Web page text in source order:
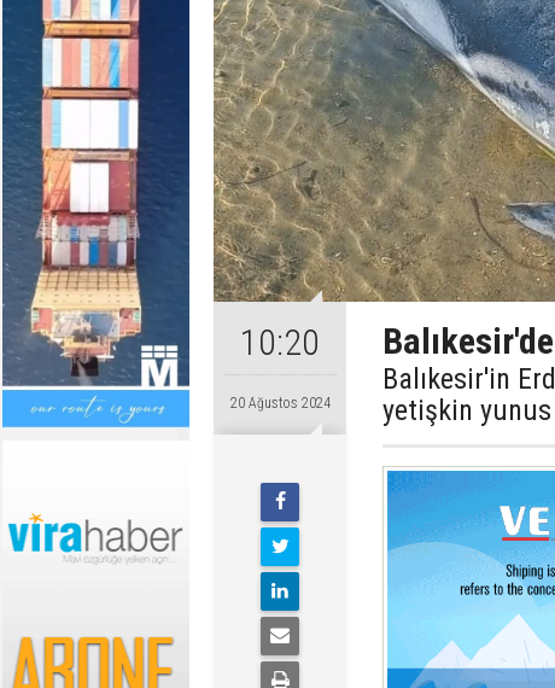
10:20
20 Ağustos 2024
Balıkesir'in
yetişkin